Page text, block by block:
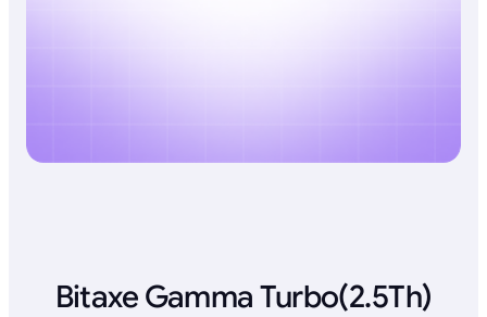
Bitaxe Gamma Turbo(2.5Th)